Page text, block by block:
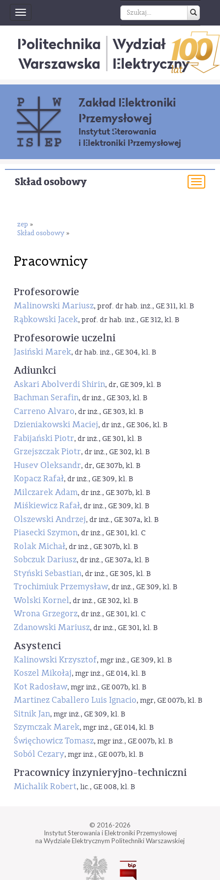
Toggle
navigation
Politechnika
Warszawska
Wydział
Elektryczny
Zakład Elektroniki
Przemysłowej
Instytut Sterowania
i Elektroniki Przemysłowej
Skład osobowy
zep »
Skład osobowy »
Pracownicy
Profesorowie
Malinowski Mariusz, prof. dr hab. inż., GE 311, kl. B
Rąbkowski Jacek, prof. dr hab. inż., GE 312, kl. B
Profesorowie uczelni
Jasiński Marek, dr hab. inż., GE 304, kl. B
Adiunkci
Askari Abolverdi Shirin, dr, GE 309, kl. B
Bachman Serafin, dr inż., GE 303, kl. B
Carreno Alvaro, dr inż., GE 303, kl. B
Dzieniakowski Maciej, dr inż., GE 306, kl. B
Fabijański Piotr, dr inż., GE 301, kl. B
Grzejszczak Piotr, dr inż., GE 302, kl. B
Husev Oleksandr, dr, GE 307b, kl. B
Kopacz Rafał, dr inż., GE 309, kl. B
Milczarek Adam, dr inż., GE 307b, kl. B
Miśkiewicz Rafał, dr inż., GE 309, kl. B
Olszewski Andrzej, dr inż., GE 307a, kl. B
Piasecki Szymon, dr inż., GE 301, kl. C
Rolak Michał, dr inż., GE 307b, kl. B
Sobczuk Dariusz, dr inż., GE 307a, kl. B
Styński Sebastian, dr inż., GE 305, kl. B
Trochimiuk Przemysław, dr inż., GE 309, kl. B
Wolski Kornel, dr inż., GE 302, kl. B
Wrona Grzegorz, dr inż., GE 301, kl. C
Zdanowski Mariusz, dr inż., GE 301, kl. B
Asystenci
Kalinowski Krzysztof, mgr inż., GE 309, kl. B
Koszel Mikołaj, mgr inż., GE 014, kl. B
Kot Radosław, mgr inż., GE 007b, kl. B
Martinez Caballero Luis Ignacio, mgr, GE 007b, kl. B
Sitnik Jan, mgr inż., GE 309, kl. B
Szymczak Marek, mgr inż., GE 014, kl. B
Święchowicz Tomasz, mgr inż., GE 007b, kl. B
Soból Cezary, mgr inż., GE 007b, kl. B
Pracownicy inzynieryjno-techniczni
Michalik Robert, lic., GE 008, kl. B
© 2016-2026
Instytut Sterowania i Elektroniki Przemysłowej
na Wydziale Elektrycznym Politechniki Warszawskiej